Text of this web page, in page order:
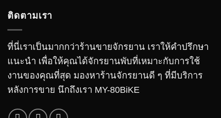
ติดตามเรา
ที่นี่เราเป็นมากกว่าร้านขายจักรยาน เราให้คำปรึกษา
แนะนำ เพื่อให้คุณได้จักรยานพับที่เหมาะกับการใช้
งานของคุณที่สุด มองหาร้านจักรยานดี ๆ ที่มีบริการ
หลังการขาย นึกถึงเรา MY-80BiKE